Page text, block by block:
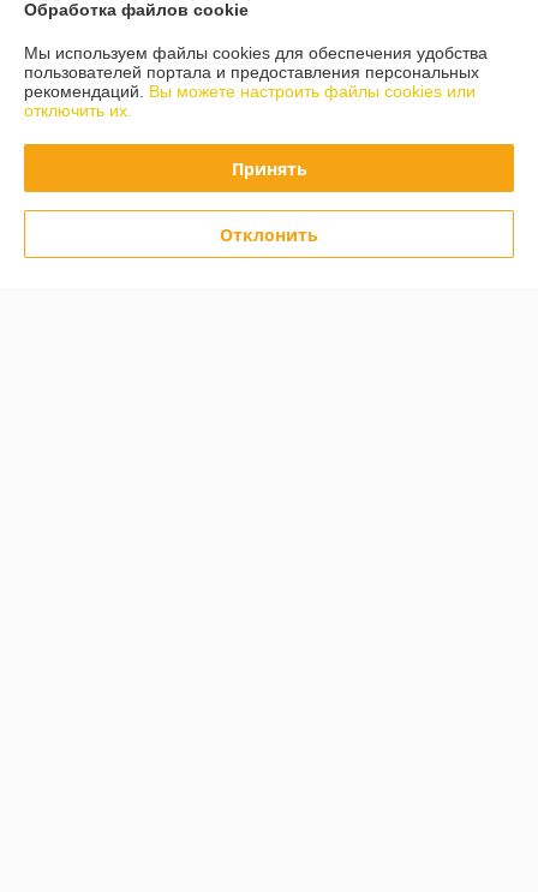
Отлично
Сделка подтверждена через корзину
12.04.2026
Покупатель
Отлично
Обработка файлов cookie
Мы используем файлы cookies для обеспечения удобства
пользователей портала и предоставления персональных
рекомендаций. Вы можете настроить файлы cookies или
отключить их.
Принять
Отклонить